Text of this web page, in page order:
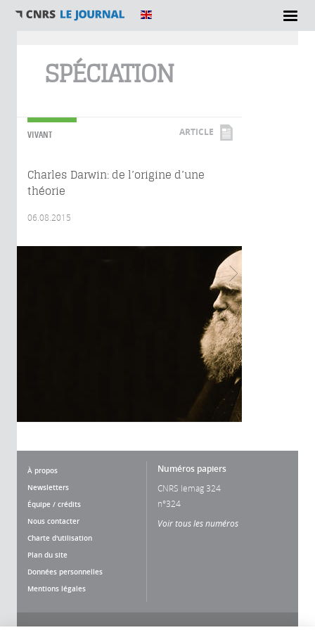
SPÉCIATION
VIVANT ARTICLE
Charles Darwin: de l’origine d’une
théorie
06.08.2015
À propos
Newsletters
Équipe / crédits
Nous contacter
Charte d'utilisation
Plan du site
Données personnelles
Mentions légales
Numéros papiers
CNRS lemag 324
n°324
Voir tous les numéros